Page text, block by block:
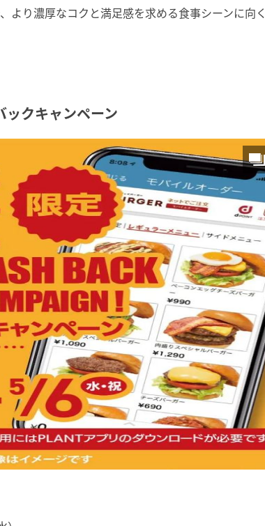
より濃厚なコクと満足感を求める食事シーンに向く
ックキャンペーン